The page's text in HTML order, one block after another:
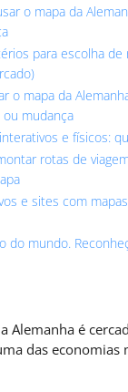
o mapa da
para escolha de
o mapa da
ou mudança
e físicos:
rotas de
e sites com
do mundo.
Alemanha é
das economias